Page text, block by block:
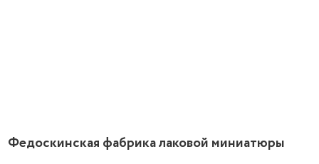
Федоскинская фабрика лаковой миниатюры